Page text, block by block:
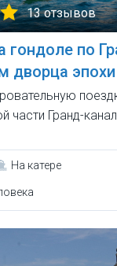
13 отзывов
гондоле по
дворца
части Гранд-
На катере